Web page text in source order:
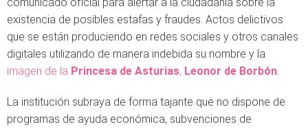
existencia de posibles estafas y fraudes. Actos delictivos
que se están produciendo en redes sociales y otros canales
digitales utilizando de manera indebida su nombre y la
imagen de la Princesa de Asturias, Leonor de Borbón.
La institución subraya de forma tajante que no dispone de
programas de ayuda económica, subvenciones de